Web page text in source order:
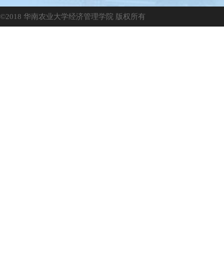
©2018 华南农业大学经济管理学院 版权所有